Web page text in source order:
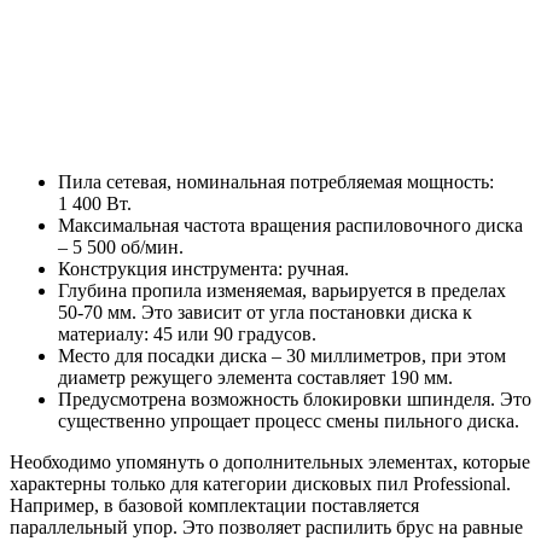
Пила сетевая, номинальная потребляемая мощность:
1 400 Вт.
Максимальная частота вращения распиловочного диска
– 5 500 об/мин.
Конструкция инструмента: ручная.
Глубина пропила изменяемая, варьируется в пределах
50-70 мм. Это зависит от угла постановки диска к
материалу: 45 или 90 градусов.
Место для посадки диска – 30 миллиметров, при этом
диаметр режущего элемента составляет 190 мм.
Предусмотрена возможность блокировки шпинделя. Это
существенно упрощает процесс смены пильного диска.
Необходимо упомянуть о дополнительных элементах, которые
характерны только для категории дисковых пил Professional.
Например, в базовой комплектации поставляется
параллельный упор. Это позволяет распилить брус на равные